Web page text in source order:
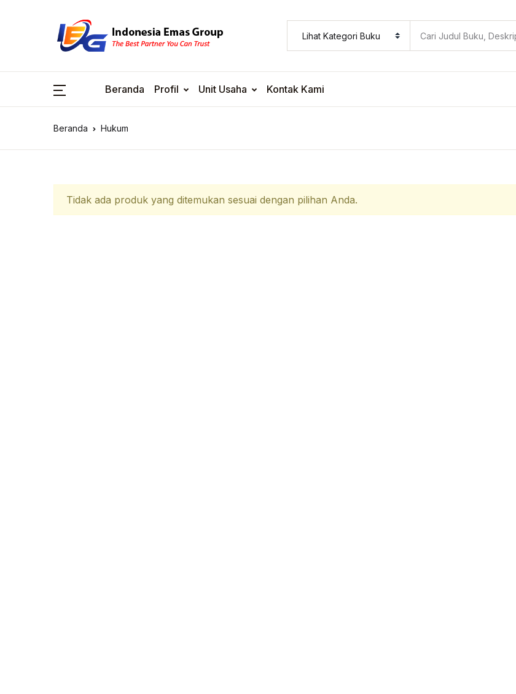
Beranda Profil Unit Usaha Kontak Kami
Beranda Hukum
Tidak ada produk yang ditemukan sesuai dengan pilihan Anda.